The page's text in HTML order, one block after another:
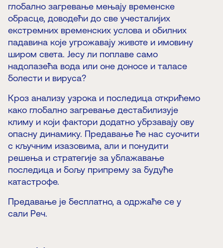
глобално загревање мењају временске
обрасце, доводећи до све учесталијих
екстремних временских услова и обилних
падавина које угрожавају животе и имовину
широм света. Јесу ли поплаве само
надолазећа вода или оне доносе и таласе
болести и вируса?
Кроз анализу узрока и последица открићемо
како глобално загревање дестабилизује
климу и који фактори додатно убрзавају ову
опасну динамику. Предавање ће нас суочити
с кључним изазовима, али и понудити
решења и стратегије за ублажавање
последица и бољу припрему за будуће
катастрофе.
Предавање је бесплатно, а одржаће се у
сали Реч.